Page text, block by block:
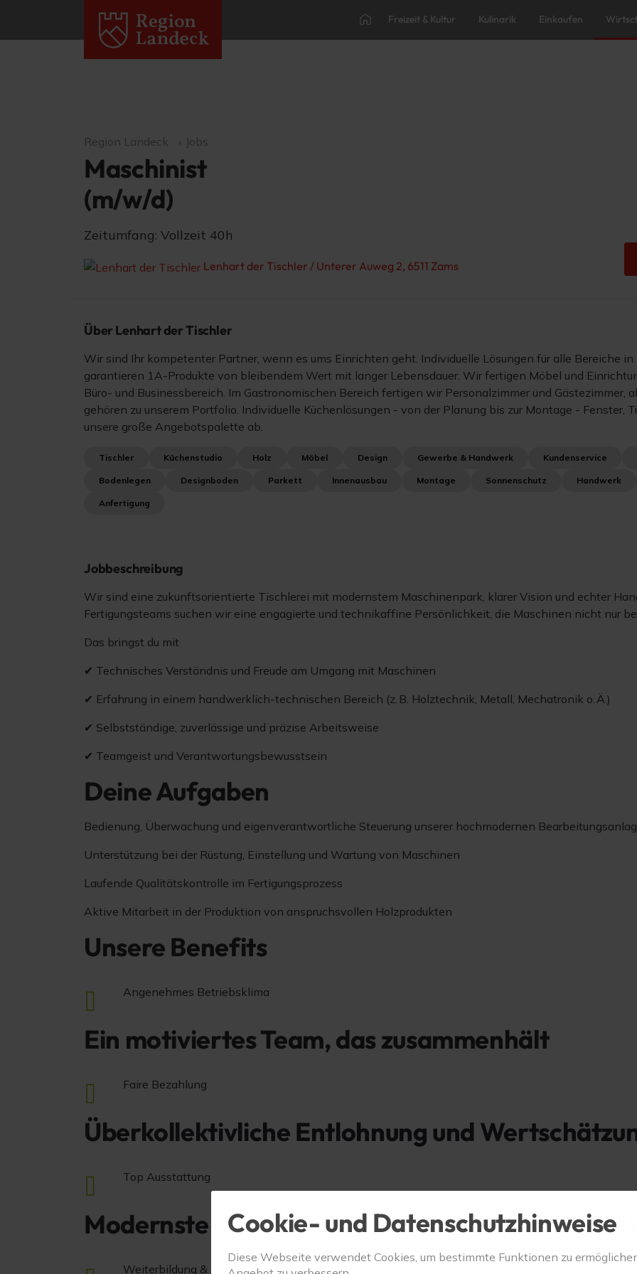
Freizeit & Kultur Kulinarik Einkaufen
Region Landeck Jobs
Maschinist
(m/w/d)
Zeitumfang: Vollzeit 40h
Lenhart der Tischler / Unterer Auweg 2, 6511 Zams
Über Lenhart der Tischler
Wir sind Ihr kompetenter Partner, wenn es ums Einrichten geht. Individuelle Lösungen für alle Bereiche in
garantieren 1A-Produkte von bleibendem Wert mit langer Lebensdauer. Wir fertigen Möbel und
Büro- und Businessbereich. Im Gastronomischen Bereich fertigen wir Personalzimmer und Gästezimmer,
gehören zu unserem Portfolio. Individuelle Küchenlösungen - von der Planung bis zur Montage - Fenster,
unsere große Angebotspalette ab.
Tischler Küchenstudio Holz Möbel Design Gewerbe & Handwerk Kundenservice
Bodenlegen Designboden Parkett Innenausbau Montage Sonnenschutz Handwerk
Anfertigung
Jobbeschreibung
Wir sind eine zukunftsorientierte Tischlerei mit modernstem Maschinenpark, klarer Vision und echter
Fertigungsteams suchen wir eine engagierte und technikaffine Persönlichkeit, die Maschinen nicht nur
Das bringst du mit
✔ Technisches Verständnis und Freude am Umgang mit Maschinen
✔ Erfahrung in einem handwerklich-technischen Bereich (z. B. Holztechnik, Metall, Mechatronik o. Ä.)
✔ Selbstständige, zuverlässige und präzise Arbeitsweise
✔ Teamgeist und Verantwortungsbewusstsein
Deine Aufgaben
Bedienung, Überwachung und eigenverantwortliche Steuerung unserer hochmodernen
Unterstützung bei der Rüstung, Einstellung und Wartung von Maschinen
Laufende Qualitätskontrolle im Fertigungsprozess
Aktive Mitarbeit in der Produktion von anspruchsvollen Holzprodukten
Unsere Benefits
Angenehmes Betriebsklima
Ein motiviertes Team, das zusammenhält
Faire Bezahlung
Überkollektivliche Entlohnung und
Top Ausstattung
Modernste CNC-Maschinen und hochwertiges
Weiterbildung & Entwicklung
Cookie- und Datenschutzhinweise
Diese Webseite verwendet Cookies, um bestimmte Funktionen zu